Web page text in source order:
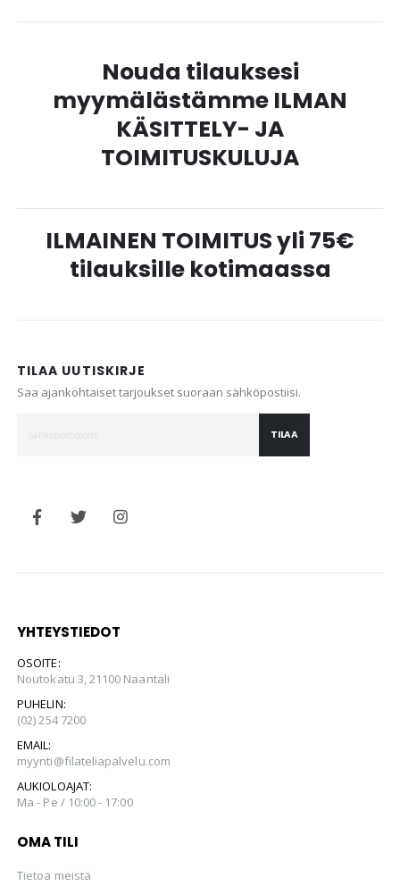
Nouda tilauksesi
myymälästämme ILMAN
KÄSITTELY- JA
TOIMITUSKULUJA
ILMAINEN TOIMITUS yli 75€
tilauksille kotimaassa
TILAA UUTISKIRJE
Saa ajankohtaiset tarjoukset suoraan sähköpostiisi.
TILAA
YHTEYSTIEDOT
OSOITE:
Noutokatu 3, 21100 Naantali
PUHELIN:
(02) 254 7200
EMAIL:
myynti@filateliapalvelu.com
AUKIOLOAJAT:
Ma - Pe / 10:00 - 17:00
OMA TILI
Tietoa meistä